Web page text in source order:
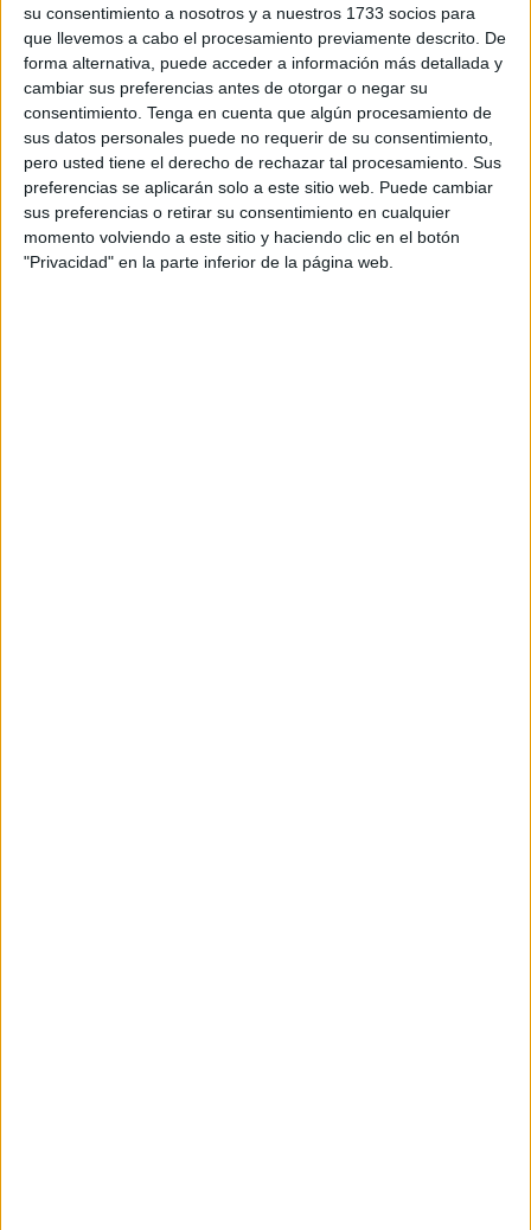
su consentimiento a nosotros y a nuestros 1733 socios para
que llevemos a cabo el procesamiento previamente descrito. De
forma alternativa, puede acceder a información más detallada y
cambiar sus preferencias antes de otorgar o negar su
consentimiento. Tenga en cuenta que algún procesamiento de
sus datos personales puede no requerir de su consentimiento,
pero usted tiene el derecho de rechazar tal procesamiento. Sus
preferencias se aplicarán solo a este sitio web. Puede cambiar
sus preferencias o retirar su consentimiento en cualquier
momento volviendo a este sitio y haciendo clic en el botón
"Privacidad" en la parte inferior de la página web.
El matiz de Fran:una cosa es usar la IA para traducir un
mail si no sabes inglésy otra muy distinta es usarla para
ganar un concurso artístico de diseño.
Algo que contrasta con la realidad del sector: defender el
uso de estas herramientas en televisión pública como si
fuera la norma es, para muchos creadores, unaforma de
denostar un trabajoque requiere años de formación y
estudio.